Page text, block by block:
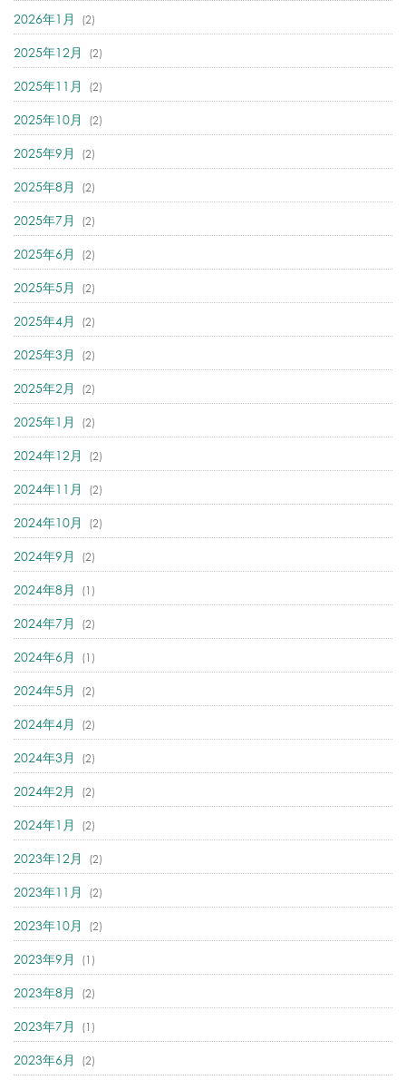
2026年1月 (2)
2025年12月 (2)
2025年11月 (2)
2025年10月 (2)
2025年9月 (2)
2025年8月 (2)
2025年7月 (2)
2025年6月 (2)
2025年5月 (2)
2025年4月 (2)
2025年3月 (2)
2025年2月 (2)
2025年1月 (2)
2024年12月 (2)
2024年11月 (2)
2024年10月 (2)
2024年9月 (2)
2024年8月 (1)
2024年7月 (2)
2024年6月 (1)
2024年5月 (2)
2024年4月 (2)
2024年3月 (2)
2024年2月 (2)
2024年1月 (2)
2023年12月 (2)
2023年11月 (2)
2023年10月 (2)
2023年9月 (1)
2023年8月 (2)
2023年7月 (1)
2023年6月 (2)